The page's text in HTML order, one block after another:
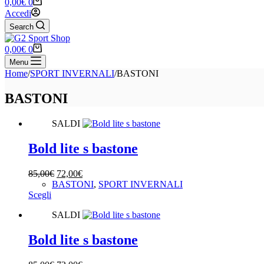
0,00€ 0
Accedi
Search
Carrello
0,00€ 0
Menu
Home/SPORT INVERNALI/BASTONI
BASTONI
SALDI
Bold lite s bastone
85,00€ Il
prezzo
85,00€.
72,00€Il
prezzo
72,00€.
BASTONI, SPORT INVERNALI
Scegli
ha
varianti.
Le
SALDI
Bold lite s bastone